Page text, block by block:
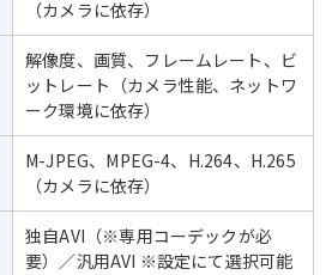
（カメラに依存）
解像度、画質、フレームレート、ビ
ットレート（カメラ性能、ネットワ
ーク環境に依存）
M-JPEG、MPEG-4、H.264、H.265
（カメラに依存）
独自AVI（※専用コーデックが必
要）／汎用AVI ※設定にて選択可能